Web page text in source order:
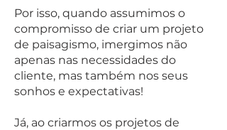
Por isso, quando assumimos o
compromisso de criar um projeto
de paisagismo, imergimos não
apenas nas necessidades do
cliente, mas também nos seus
sonhos e expectativas!
Já, ao criarmos os projetos de